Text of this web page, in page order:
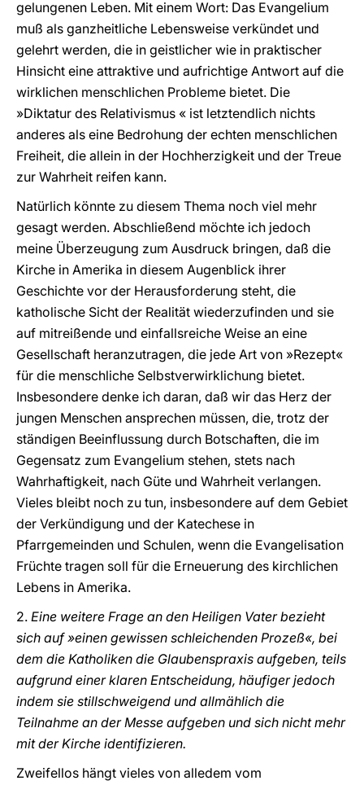
gelungenen Leben. Mit einem Wort: Das Evangelium
muß als ganzheitliche Lebensweise verkündet und
gelehrt werden, die in geistlicher wie in praktischer
Hinsicht eine attraktive und aufrichtige Antwort auf die
wirklichen menschlichen Probleme bietet. Die
»Diktatur des Relativismus « ist letztendlich nichts
anderes als eine Bedrohung der echten menschlichen
Freiheit, die allein in der Hochherzigkeit und der Treue
zur Wahrheit reifen kann.
Natürlich könnte zu diesem Thema noch viel mehr
gesagt werden. Abschließend möchte ich jedoch
meine Überzeugung zum Ausdruck bringen, daß die
Kirche in Amerika in diesem Augenblick ihrer
Geschichte vor der Herausforderung steht, die
katholische Sicht der Realität wiederzufinden und sie
auf mitreißende und einfallsreiche Weise an eine
Gesellschaft heranzutragen, die jede Art von »Rezept«
für die menschliche Selbstverwirklichung bietet.
Insbesondere denke ich daran, daß wir das Herz der
jungen Menschen ansprechen müssen, die, trotz der
ständigen Beeinflussung durch Botschaften, die im
Gegensatz zum Evangelium stehen, stets nach
Wahrhaftigkeit, nach Güte und Wahrheit verlangen.
Vieles bleibt noch zu tun, insbesondere auf dem Gebiet
der Verkündigung und der Katechese in
Pfarrgemeinden und Schulen, wenn die Evangelisation
Früchte tragen soll für die Erneuerung des kirchlichen
Lebens in Amerika.
2. Eine weitere Frage an den Heiligen Vater bezieht
sich auf »einen gewissen schleichenden Prozeß«, bei
dem die Katholiken die Glaubenspraxis aufgeben, teils
aufgrund einer klaren Entscheidung, häufiger jedoch
indem sie stillschweigend und allmählich die
Teilnahme an der Messe aufgeben und sich nicht mehr
mit der Kirche identifizieren.
Zweifellos hängt vieles von alledem vom